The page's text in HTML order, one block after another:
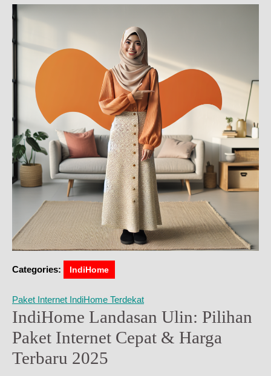
Categories: IndiHome
Paket Internet IndiHome Terdekat
IndiHome Landasan Ulin: Pilihan
Paket Internet Cepat & Harga
Terbaru 2025